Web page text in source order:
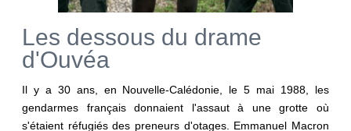
Les dessous du drame
d'Ouvéa
Il y a 30 ans, en Nouvelle-Calédonie, le 5 mai 1988, les
gendarmes français donnaient l'assaut à une grotte où
s'étaient réfugiés des preneurs d'otages. Emmanuel Macron